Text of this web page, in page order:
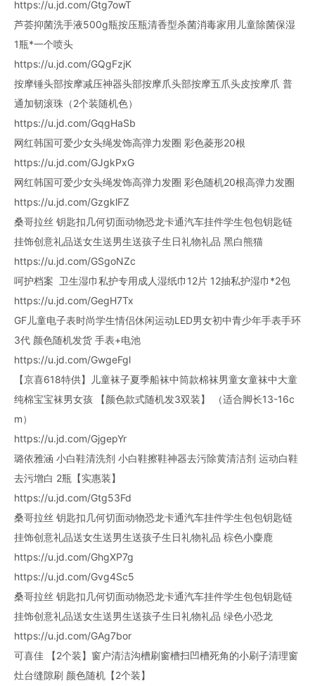
https://u.jd.com/Gtg7owT
芦荟抑菌洗手液500g瓶按压瓶清香型杀菌消毒家用儿童除菌保湿
1瓶*一个喷头
https://u.jd.com/GQgFzjK
按摩锤头部按摩减压神器头部按摩爪头部按摩五爪头皮按摩爪 普
通加韧滚珠（2个装随机色）
https://u.jd.com/GqgHaSb
网红韩国可爱少女头绳发饰高弹力发圈 彩色菱形20根
https://u.jd.com/GJgkPxG
网红韩国可爱少女头绳发饰高弹力发圈 彩色随机20根高弹力发圈
https://u.jd.com/GzgklFZ
桑哥拉丝 钥匙扣几何切面动物恐龙卡通汽车挂件学生包包钥匙链
挂饰创意礼品送女生送男生送孩子生日礼物礼品 黑白熊猫
https://u.jd.com/GSgoNZc
呵护档案 卫生湿巾私护专用成人湿纸巾12片 12抽私护湿巾*2包
https://u.jd.com/GegH7Tx
GF儿童电子表时尚学生情侣休闲运动LED男女初中青少年手表手环
3代 颜色随机发货 手表+电池
https://u.jd.com/GwgeFgl
【京喜618特供】儿童袜子夏季船袜中筒款棉袜男童女童袜中大童
纯棉宝宝袜男女孩 【颜色款式随机发3双装】 （适合脚长13-16c
m）
https://u.jd.com/GjgepYr
璐依雅涵 小白鞋清洗剂 小白鞋擦鞋神器去污除黄清洁剂 运动白鞋
去污增白 2瓶【实惠装】
https://u.jd.com/Gtg53Fd
桑哥拉丝 钥匙扣几何切面动物恐龙卡通汽车挂件学生包包钥匙链
挂饰创意礼品送女生送男生送孩子生日礼物礼品 棕色小麋鹿
https://u.jd.com/GhgXP7g
https://u.jd.com/Gvg4Sc5
桑哥拉丝 钥匙扣几何切面动物恐龙卡通汽车挂件学生包包钥匙链
挂饰创意礼品送女生送男生送孩子生日礼物礼品 绿色小恐龙
https://u.jd.com/GAg7bor
可喜佳 【2个装】窗户清洁沟槽刷窗槽扫凹槽死角的小刷子清理窗
灶台缝隙刷 颜色随机【2个装】